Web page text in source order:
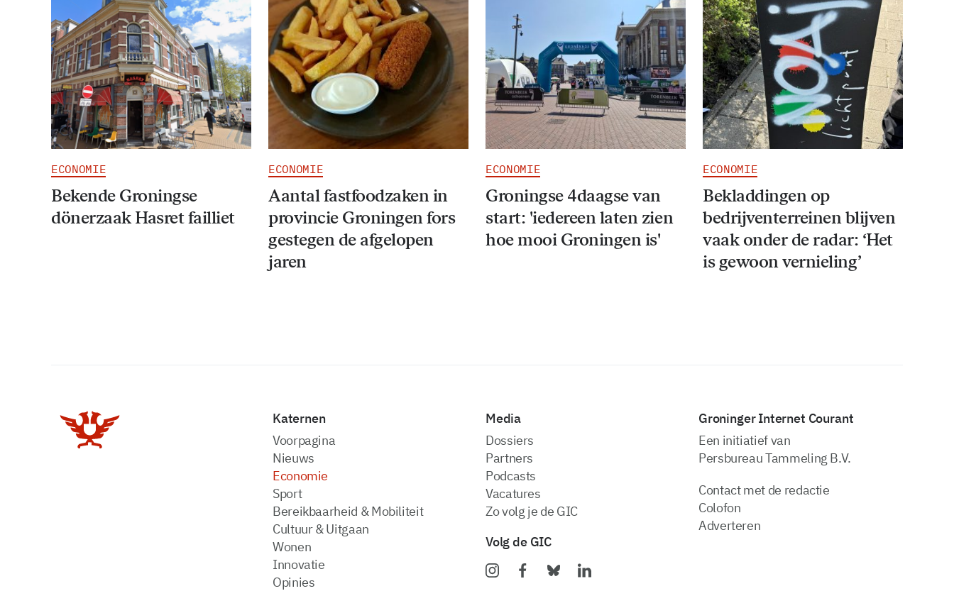
ECONOMIE
Bekende Groningse
dönerzaak Hasret failliet
ECONOMIE
Aantal fastfoodzaken in
provincie Groningen fors
gestegen de afgelopen
jaren
ECONOMIE
Groningse 4daagse van
start: 'iedereen laten zien
hoe mooi Groningen is'
ECONOMIE
Bekladdingen op
bedrijventerreinen blijven
vaak onder de radar: ‘Het
is gewoon vernieling’
Katernen
Voorpagina
Nieuws
Economie
Sport
Bereikbaarheid & Mobiliteit
Cultuur & Uitgaan
Wonen
Innovatie
Opinies
Media
dossiers
partners
podcasts
vacatures
zo volg je de GIC
Volg de GIC
Groninger Internet Courant
Een initiatief van
Persbureau Tammeling B.V.
Contact met de redactie
Colofon
Adverteren